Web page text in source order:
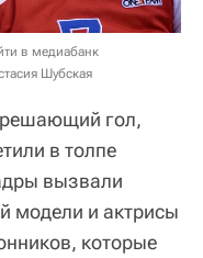
в медиабанк
Шубская
решающий гол,
в толпе
вызвали
модели и актрисы
которые